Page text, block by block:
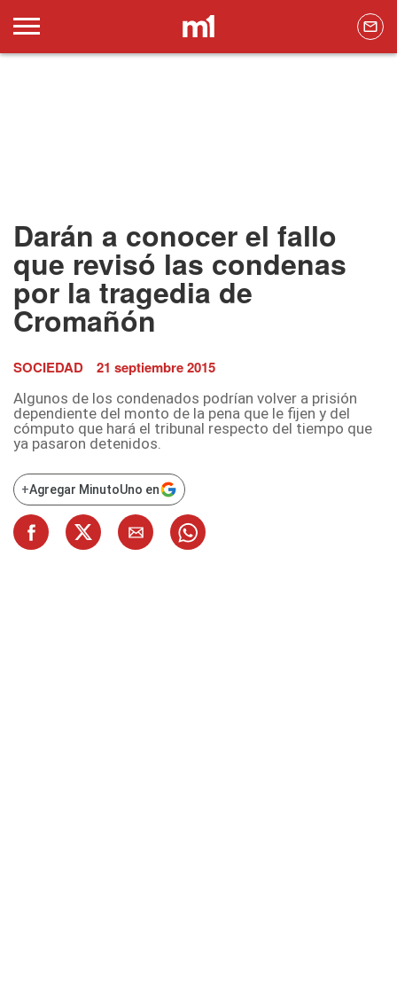
Darán a conocer el fallo
que revisó las condenas
por la tragedia de
Cromañón
SOCIEDAD 21 septiembre 2015
Algunos de los condenados podrían volver a prisión
dependiente del monto de la pena que le fijen y del
cómputo que hará el tribunal respecto del tiempo que
ya pasaron detenidos.
+Agregar MinutoUno en